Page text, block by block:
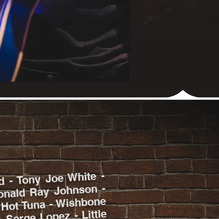
Tony Joe White -
Ray Johnson -